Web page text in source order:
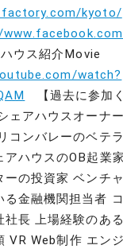
kyoto/
ウス紹介Movie
watch?
【過去に参加
ェアハウスオーナ
コンバレーのベテ
アハウスのOB起業
ーの投資家 ベンチ
る金融機関担当者
社長 上場経験のあ
VR Web制作 エン